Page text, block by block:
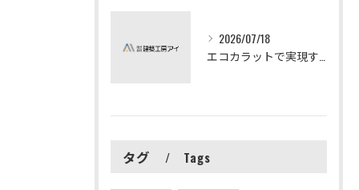
2026/07/18
タグ Tags